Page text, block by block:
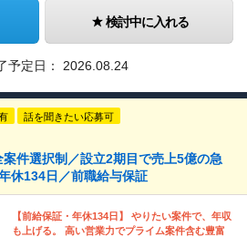
検討中に入れる
予定日： 2026.08.24
話を聞きたい応募可
件選択制／設立2期目で売上5億の急
休134日／前職給与保証
【前給保証・年休134日】 やりたい案件で、年収
も上げる。 高い営業力でプライム案件含む豊富